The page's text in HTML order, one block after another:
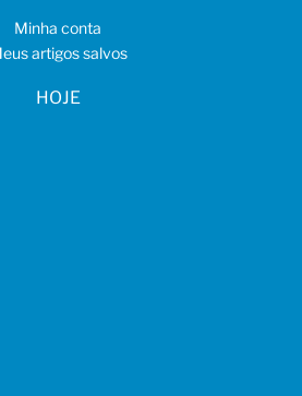
Minha conta
artigos salvos
HOJE